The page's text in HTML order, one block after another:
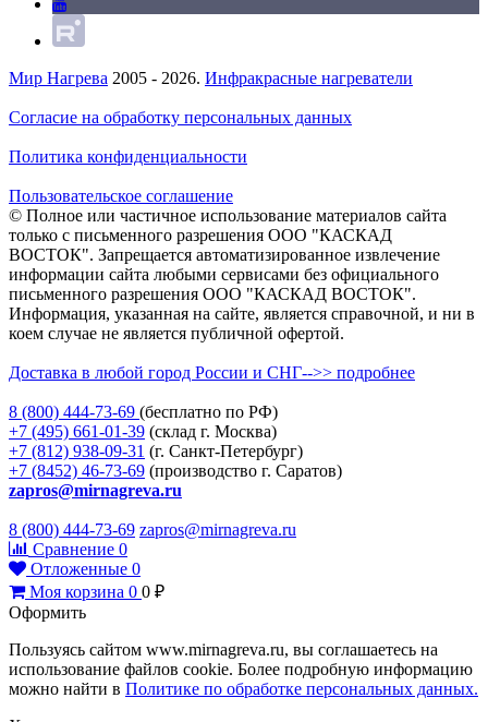
Мир Нагрева 2005 - 2026. Инфракрасные нагреватели
Согласие на обработку персональных данных
Политика конфиденциальности
Пользовательское соглашение
© Полное или частичное использование материалов сайта
только с письменного разрешения ООО "КАСКАД
ВОСТОК". Запрещается автоматизированное извлечение
информации сайта любыми сервисами без официального
письменного разрешения ООО "КАСКАД ВОСТОК".
Информация, указанная на сайте, является справочной, и ни в
коем случае не является публичной офертой.
Доставка в любой город России и СНГ-->> подробнее
8 (800) 444-73-69 (бесплатно по РФ)
+7 (495) 661-01-39 (склад г. Москва)
+7 (812) 938-09-31 (г. Санкт-Петербург)
+7 (8452) 46-73-69 (производство г. Саратов)
zapros@mirnagreva.ru
8 (800) 444-73-69 zapros@mirnagreva.ru
Сравнение 0
Отложенные 0
Моя корзина 0 0 ₽
Оформить
Пользуясь сайтом www.mirnagreva.ru, вы соглашаетесь на
использование файлов cookie. Более подробную информацию
можно найти в Политике по обработке персональных данных.